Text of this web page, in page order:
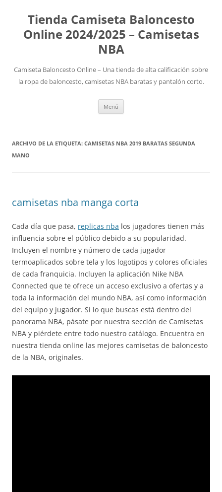
Tienda Camiseta Baloncesto
Online 2024/2025 – Camisetas
NBA
Camiseta Baloncesto Online – Una tienda de alta calificación sobre
la ropa de baloncesto, camisetas NBA baratas y pantalón corto.
Menú
ARCHIVO DE LA ETIQUETA: CAMISETAS NBA 2019 BARATAS SEGUNDA
MANO
camisetas nba manga corta
Cada día que pasa, replicas nba los jugadores tienen más
influencia sobre el público debido a su popularidad.
Incluyen el nombre y número de cada jugador
termoaplicados sobre tela y los logotipos y colores oficiales
de cada franquicia. Incluyen la aplicación Nike NBA
Connected que te ofrece un acceso exclusivo a ofertas y a
toda la información del mundo NBA, así como información
del equipo y jugador. Si lo que buscas está dentro del
panorama NBA, pásate por nuestra sección de Camisetas
NBA y piérdete entre todo nuestro catálogo. Encuentra en
nuestra tienda online las mejores camisetas de baloncesto
de la NBA, originales.